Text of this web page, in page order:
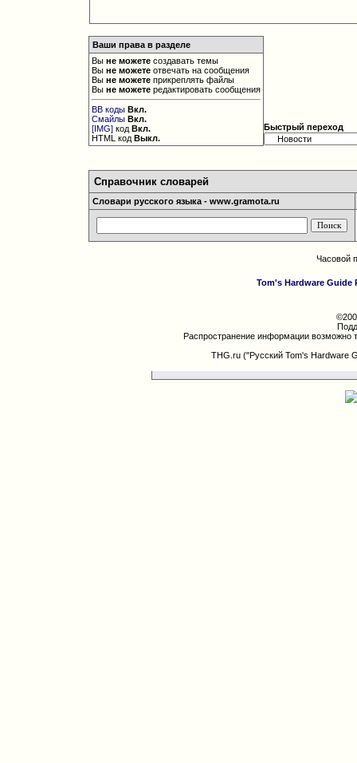
Ваши права в разделе
Выне можете создавать темы
Выне можете отвечать на сообщения
Выне можете прикреплять файлы
Выне можете редактировать сообщения
BB коды Вкл.
Смайлы Вкл.
[IMG] кодВкл.
HTML кодВыкл.
Быстрый переход
Справочник словарей
Словари русского языка - www.gramota.ru
Часовой
Tom's Hardware Guide
Распространение информации возможно
THG.ru ("Русский Tom's Hardware